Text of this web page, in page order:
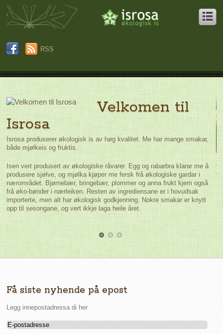
RSS
Velkomen til
Isrosa
Isrosa produserer økologisk is av høg kvalitet. Me har mange smakar,
både mjølkeis og fruktis.
Isen vert produsert av økologiske råvarer. Egg og rabarbra klarar me å
produsere sjølve, og mjølka kjøper me fersk frå økologiske gardar i
nærområdet. Bjørnebær, bringebær, plommer og anna frukt kjem også
frå øko-bønder i nærleiken. Resten av ingrediensane er i hovudsak
importerte, men alt har økologisk godkjenning. Nokre smakar er knytt
opp til sesongane, og vert ikkje laga heile året.
1 2
Få siste nyhende på epost
Legg innepostadressa di her